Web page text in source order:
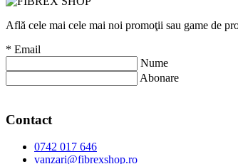
Află cele mai cele mai noi promoţii sau game de
* Email
Nume
Abonare
Contact
0742 017 646
vanzari@fibrexshop.ro